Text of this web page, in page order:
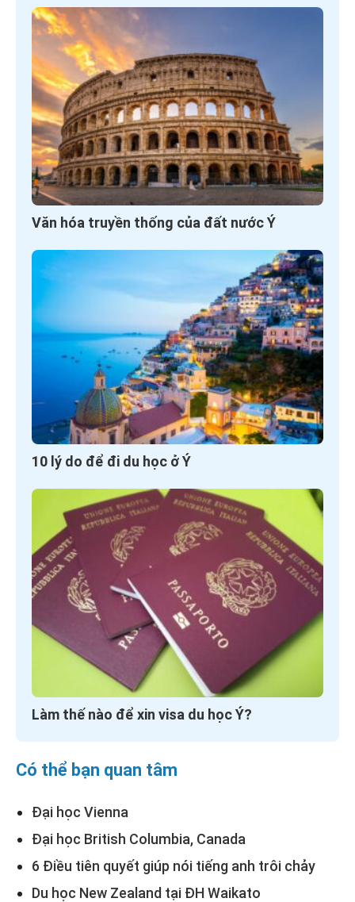
Văn hóa truyền thống của đất nước Ý
10 lý do để đi du học ở Ý
Làm thế nào để xin visa du học Ý?
Có thể bạn quan tâm
Đại học Vienna
Đại học British Columbia, Canada
6 Điều tiên quyết giúp nói tiếng anh trôi chảy
Du học New Zealand tại ĐH Waikato